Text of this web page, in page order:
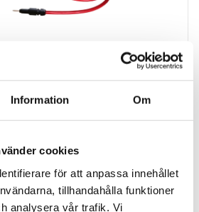
Information Om
cookies
för att anpassa innehållet
tillhandahålla funktioner
analysera vår trafik. Vi
LÄS MER